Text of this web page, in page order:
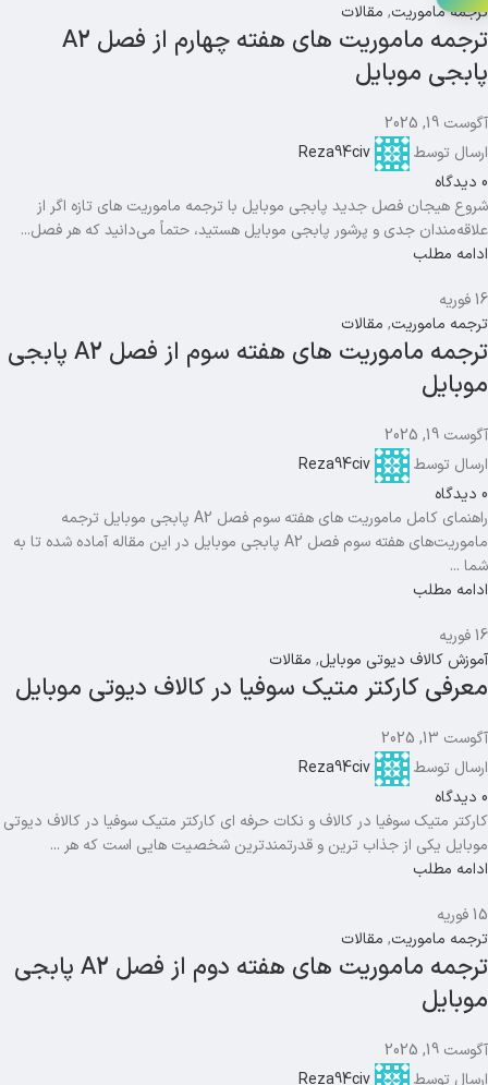
ترجمه ماموریت, مقالات
ترجمه ماموریت های هفته چهارم از فصل A2
پابجی موبایل
آگوست 19, 2025
ارسال توسط
Reza94civ
0 دیدگاه
شروع هیجان فصل جدید پابجی موبایل با ترجمه ماموریت های تازه اگر از
علاقه‌مندان جدی و پرشور پابجی موبایل هستید، حتماً می‌دانید که هر فصل...
ادامه مطلب
16فوریه
ترجمه ماموریت, مقالات
ترجمه ماموریت های هفته سوم از فصل A2 پابجی
موبایل
آگوست 19, 2025
ارسال توسط
Reza94civ
0 دیدگاه
راهنمای کامل ماموریت های هفته سوم فصل A2 پابجی موبایل ترجمه
ماموریت‌های هفته سوم فصل A2 پابجی موبایل در این مقاله آماده شده تا به
شما ...
ادامه مطلب
16فوریه
آموزش کالاف دیوتی موبایل, مقالات
معرفی کارکتر متیک سوفیا در کالاف دیوتی موبایل
آگوست 13, 2025
ارسال توسط
Reza94civ
0 دیدگاه
کارکتر متیک سوفیا در کالاف و نکات حرفه ای کارکتر متیک سوفیا در کالاف دیوتی
موبایل یکی از جذاب ترین و قدرتمندترین شخصیت هایی است که هر ...
ادامه مطلب
15فوریه
ترجمه ماموریت, مقالات
ترجمه ماموریت های هفته دوم از فصل A2 پابجی
موبایل
آگوست 19, 2025
ارسال توسط
Reza94civ